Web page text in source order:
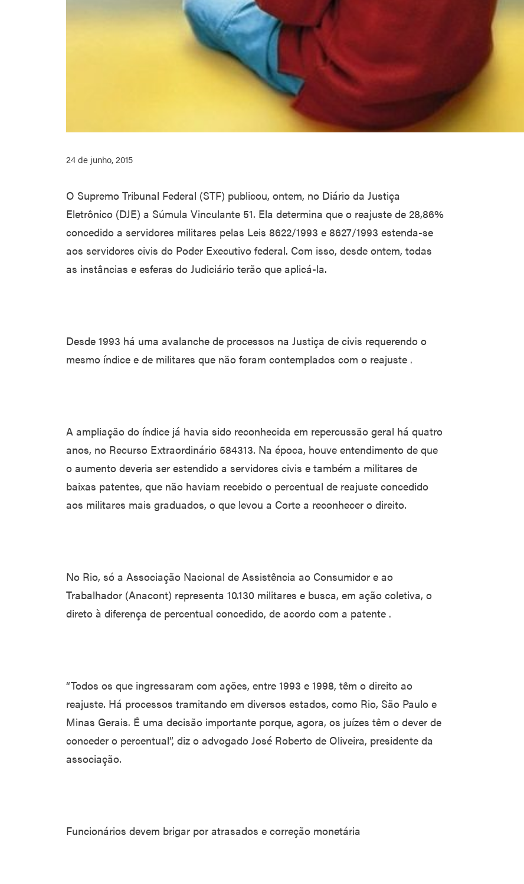
24 de junho, 2015
O Supremo Tribunal Federal (STF) publicou, ontem, no Diário da Justiça
Eletrônico (DJE) a Súmula Vinculante 51. Ela determina que o reajuste de 28,86%
concedido a servidores militares pelas Leis 8622/1993 e 8627/1993 estenda-se
aos servidores civis do Poder Executivo federal. Com isso, desde ontem, todas
as instâncias e esferas do Judiciário terão que aplicá-la.
Desde 1993 há uma avalanche de processos na Justiça de civis requerendo o
mesmo índice e de militares que não foram contemplados com o reajuste .
A ampliação do índice já havia sido reconhecida em repercussão geral há quatro
anos, no Recurso Extraordinário 584313. Na época, houve entendimento de que
o aumento deveria ser estendido a servidores civis e também a militares de
baixas patentes, que não haviam recebido o percentual de reajuste concedido
aos militares mais graduados, o que levou a Corte a reconhecer o direito.
No Rio, só a Associação Nacional de Assistência ao Consumidor e ao
Trabalhador (Anacont) representa 10.130 militares e busca, em ação coletiva, o
direto à diferença de percentual concedido, de acordo com a patente .
“Todos os que ingressaram com ações, entre 1993 e 1998, têm o direito ao
reajuste. Há processos tramitando em diversos estados, como Rio, São Paulo e
Minas Gerais. É uma decisão importante porque, agora, os juízes têm o dever de
conceder o percentual”, diz o advogado José Roberto de Oliveira, presidente da
associação.
Funcionários devem brigar por atrasados e correção monetária